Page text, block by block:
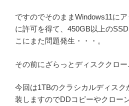
ですのでそのままWindows11に
に許可を得て、450GB以上の
こにまた問題発生・・・。
その前にざらっとディスククロ
今回は1TBのクラシカルディス
装しますのでDDコピーやクロー